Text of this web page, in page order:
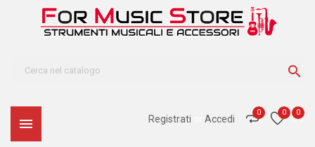


0
0
0
Registrati Accedi